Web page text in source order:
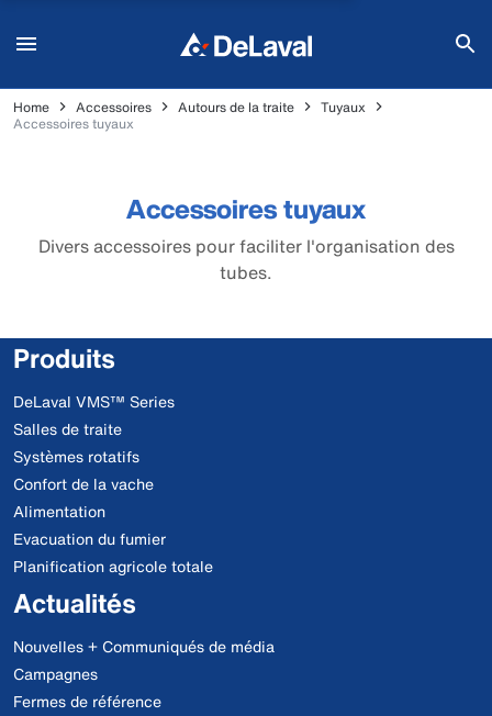
Home Accessoires Autours de la traite
Tuyaux
Accessoires tuyaux
Accessoires tuyaux
Divers accessoires pour faciliter l'organisation des
tubes.
Produits
DeLaval VMS™ Series
Salles de traite
Systèmes rotatifs
Confort de la vache
Alimentation
Evacuation du fumier
Planification agricole totale
Actualités
Nouvelles + Communiqués de média
Campagnes
Fermes de référence